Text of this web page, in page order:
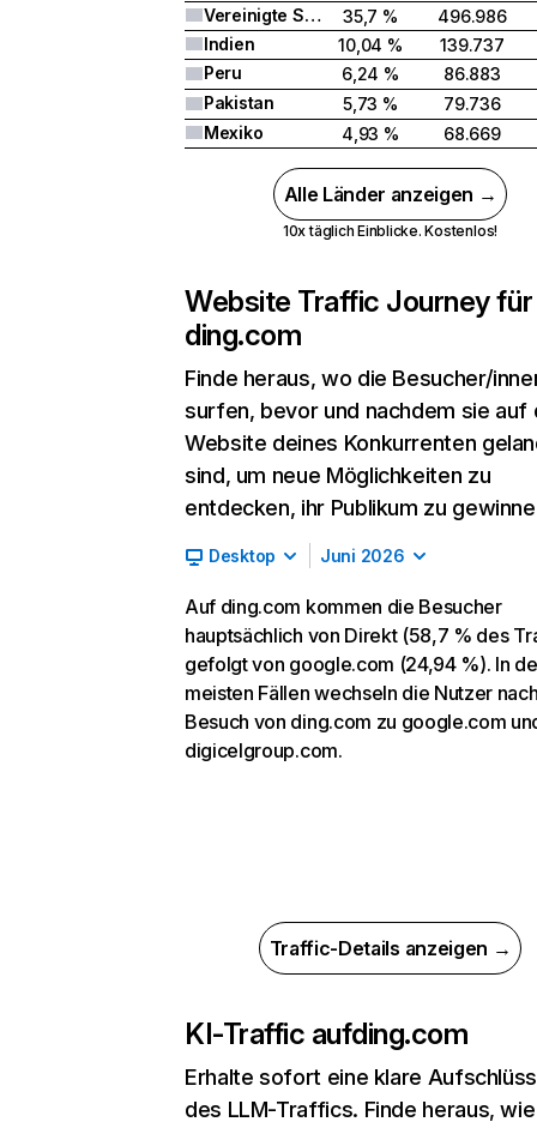
Vereinigte Staaten
35,7 %
496.986
Indien
10,04 %
139.737
Peru
6,24 %
86.883
Pakistan
5,73 %
79.736
Mexiko
4,93 % 68.669
Alle Länder anzeigen →
10x täglich Einblicke. Kostenlos!
Website Traffic Journey für
ding.com
Finde heraus, wo die Besucher/
surfen, bevor und nachdem sie auf
Website deines Konkurrenten
sind, um neue Möglichkeiten zu
entdecken, ihr Publikum zu
Desktop Juni 2026
Auf ding.com kommen die Besucher
hauptsächlich von Direkt (58,7 % des
gefolgt von google.com (24,94 %). In
meisten Fällen wechseln die Nutzer
Besuch von ding.com zu google.com
digicelgroup.com.
Traffic-Details anzeigen →
KI-Traffic aufding.com
Erhalte sofort eine klare
des LLM-Traffics. Finde heraus, wie